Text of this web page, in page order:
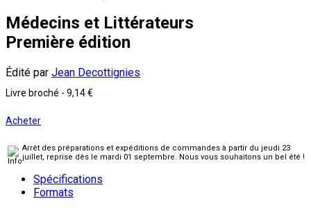
Médecins et Littérateurs
Première édition
Édité par Jean Decottignies
Livre broché - 9,14 €
Acheter
Arrêt des préparations et expéditions de commandes à partir du jeudi 23
juillet, reprise dès le mardi 01 septembre. Nous vous souhaitons un bel été !
Spécifications
Formats